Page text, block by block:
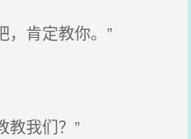
肯定教你。”
我们？”